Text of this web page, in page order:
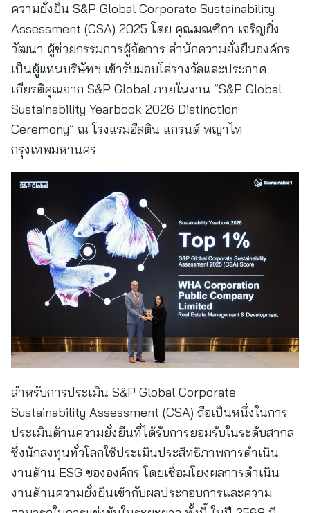
ความยั่งยืน S&P Global Corporate Sustainability
Assessment (CSA) 2025 โดย คุณมณฑิกา เจริญยิ่ง
วัฒนา ผู้ช่วยกรรมการผู้จัดการ สำนักความยั่งยืนองค์กร
เป็นผู้แทนบริษัทฯ เข้ารับมอบโล่รางวัลและประกาศ
เกียรติคุณจาก S&P Global ภายในงาน “S&P Global
Sustainability Yearbook 2026 Distinction
Ceremony” ณ โรงแรมอีสติน แกรนด์ พญาไท
กรุงเทพมหานคร
สำหรับการประเมิน S&P Global Corporate
Sustainability Assessment (CSA) ถือเป็นหนึ่งในการ
ประเมินด้านความยั่งยืนที่ได้รับการยอมรับในระดับสากล
ซึ่งนักลงทุนทั่วโลกใช้ประเมินประสิทธิภาพการดำเนิน
งานด้าน ESG ขององค์กร โดยเชื่อมโยงผลการดำเนิน
งานด้านความยั่งยืนเข้ากับผลประกอบการและความ